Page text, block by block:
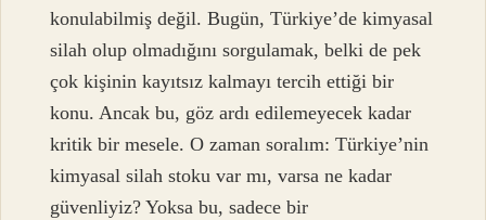
konulabilmiş değil. Bugün, Türkiye’de kimyasal
silah olup olmadığını sorgulamak, belki de pek
çok kişinin kayıtsız kalmayı tercih ettiği bir
konu. Ancak bu, göz ardı edilemeyecek kadar
kritik bir mesele. O zaman soralım: Türkiye’nin
kimyasal silah stoku var mı, varsa ne kadar
güvenliyiz? Yoksa bu, sadece bir